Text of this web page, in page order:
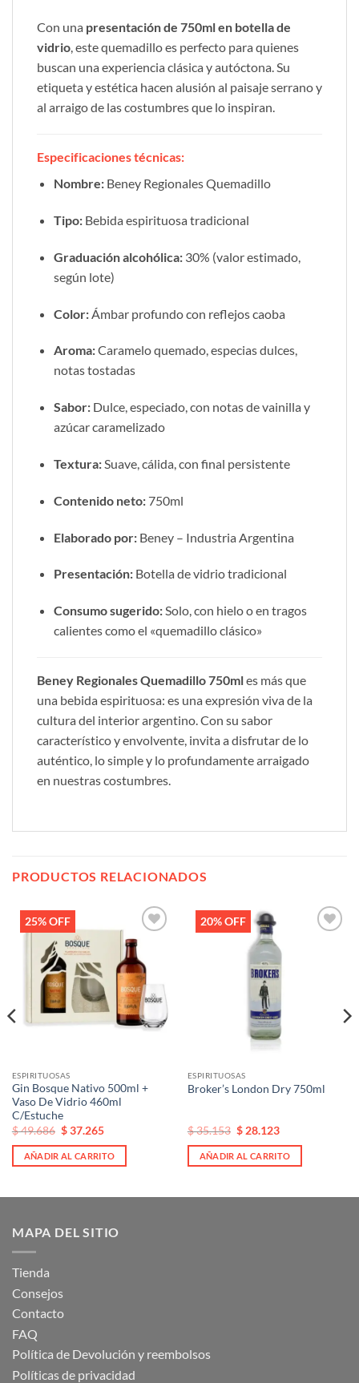
Con una presentación de 750ml en botella de
vidrio, este quemadillo es perfecto para quienes
buscan una experiencia clásica y autóctona. Su
etiqueta y estética hacen alusión al paisaje serrano y
al arraigo de las costumbres que lo inspiran.
Especificaciones técnicas:
Nombre:Beney Regionales Quemadillo
Tipo:Bebida espirituosa tradicional
Graduación alcohólica:30% (valor estimado,
según lote)
Color:Ámbar profundo con reflejos caoba
Aroma:Caramelo quemado, especias dulces,
notas tostadas
Sabor:Dulce, especiado, con notas de vainilla y
azúcar caramelizado
Textura:Suave, cálida, con final persistente
Contenido neto:750ml
Elaborado por:Beney – Industria Argentina
Presentación:Botella de vidrio tradicional
Consumo sugerido:Solo, con hielo o en tragos
calientes como el «quemadillo clásico»
Beney Regionales Quemadillo 750mles más que
una bebida espirituosa: es una expresión viva de la
cultura del interior argentino. Con su sabor
característico y envolvente, invita a disfrutar de lo
auténtico, lo simple y lo profundamente arraigado
en nuestras costumbres.
PRODUCTOS RELACIONADOS
25% OFF
Añadir
lista de
deseos
ESPIRITUOSAS
Gin Bosque Nativo 500ml +
Vaso De Vidrio 460ml
C/Estuche
El
precio
original
era:
$49.686 El
actual
es:
$37.265
AÑADIR AL CARRITO
20% OFF
ESPIRITUOSAS
Broker’s London Dry 750ml
El
precio
original
era:
$35.153 El
actual
es:
$28.123
AÑADIR AL CARRITO
MAPA DEL SITIO
Tienda
Consejos
Contacto
FAQ
Política de Devolución y reembolsos
Políticas de privacidad